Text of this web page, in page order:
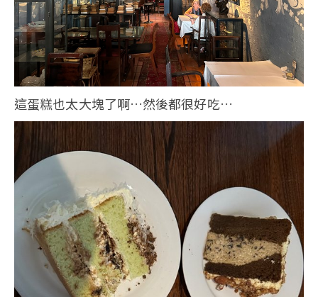
這蛋糕也太大塊了啊…然後都很好吃…